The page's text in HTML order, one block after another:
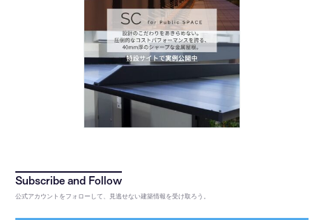
公式アカウントをフォローして、見逃せない建築情報を受け取ろう。